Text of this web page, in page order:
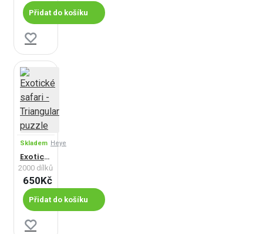
Přidat do košíku
Skladem Heye
Exotické safari - Triangular puzzle
2000 dílků
650Kč
Přidat do košíku